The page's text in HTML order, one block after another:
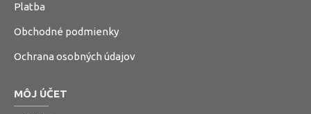
Platba
Obchodné podmienky
Ochrana osobných údajov
MÔJ ÚČET